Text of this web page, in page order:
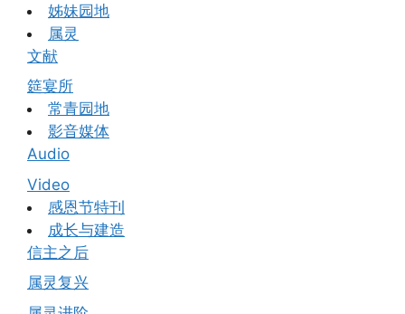
姊妹园地
属灵
文献
筵宴所
常青园地
影音媒体
Audio
Video
感恩节特刊
成长与建造
信主之后
属灵复兴